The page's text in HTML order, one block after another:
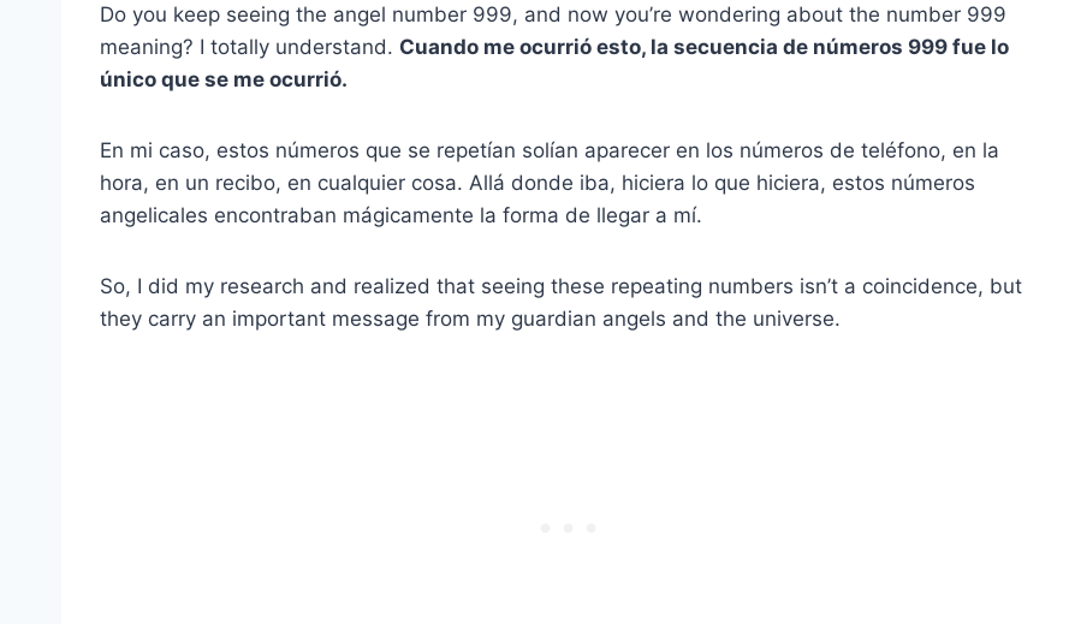
Do you keep seeing the angel number 999, and now you’re wondering about the number 999
meaning? I totally understand. Cuando me ocurrió esto, la secuencia de números 999 fue lo
único que se me ocurrió.
En mi caso, estos números que se repetían solían aparecer en los números de teléfono, en la
hora, en un recibo, en cualquier cosa. Allá donde iba, hiciera lo que hiciera, estos números
angelicales encontraban mágicamente la forma de llegar a mí.
So, I did my research and realized that seeing these repeating numbers isn’t a coincidence, but
they carry an important message from my guardian angels and the universe.